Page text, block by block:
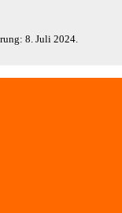
8. Juli 2024.